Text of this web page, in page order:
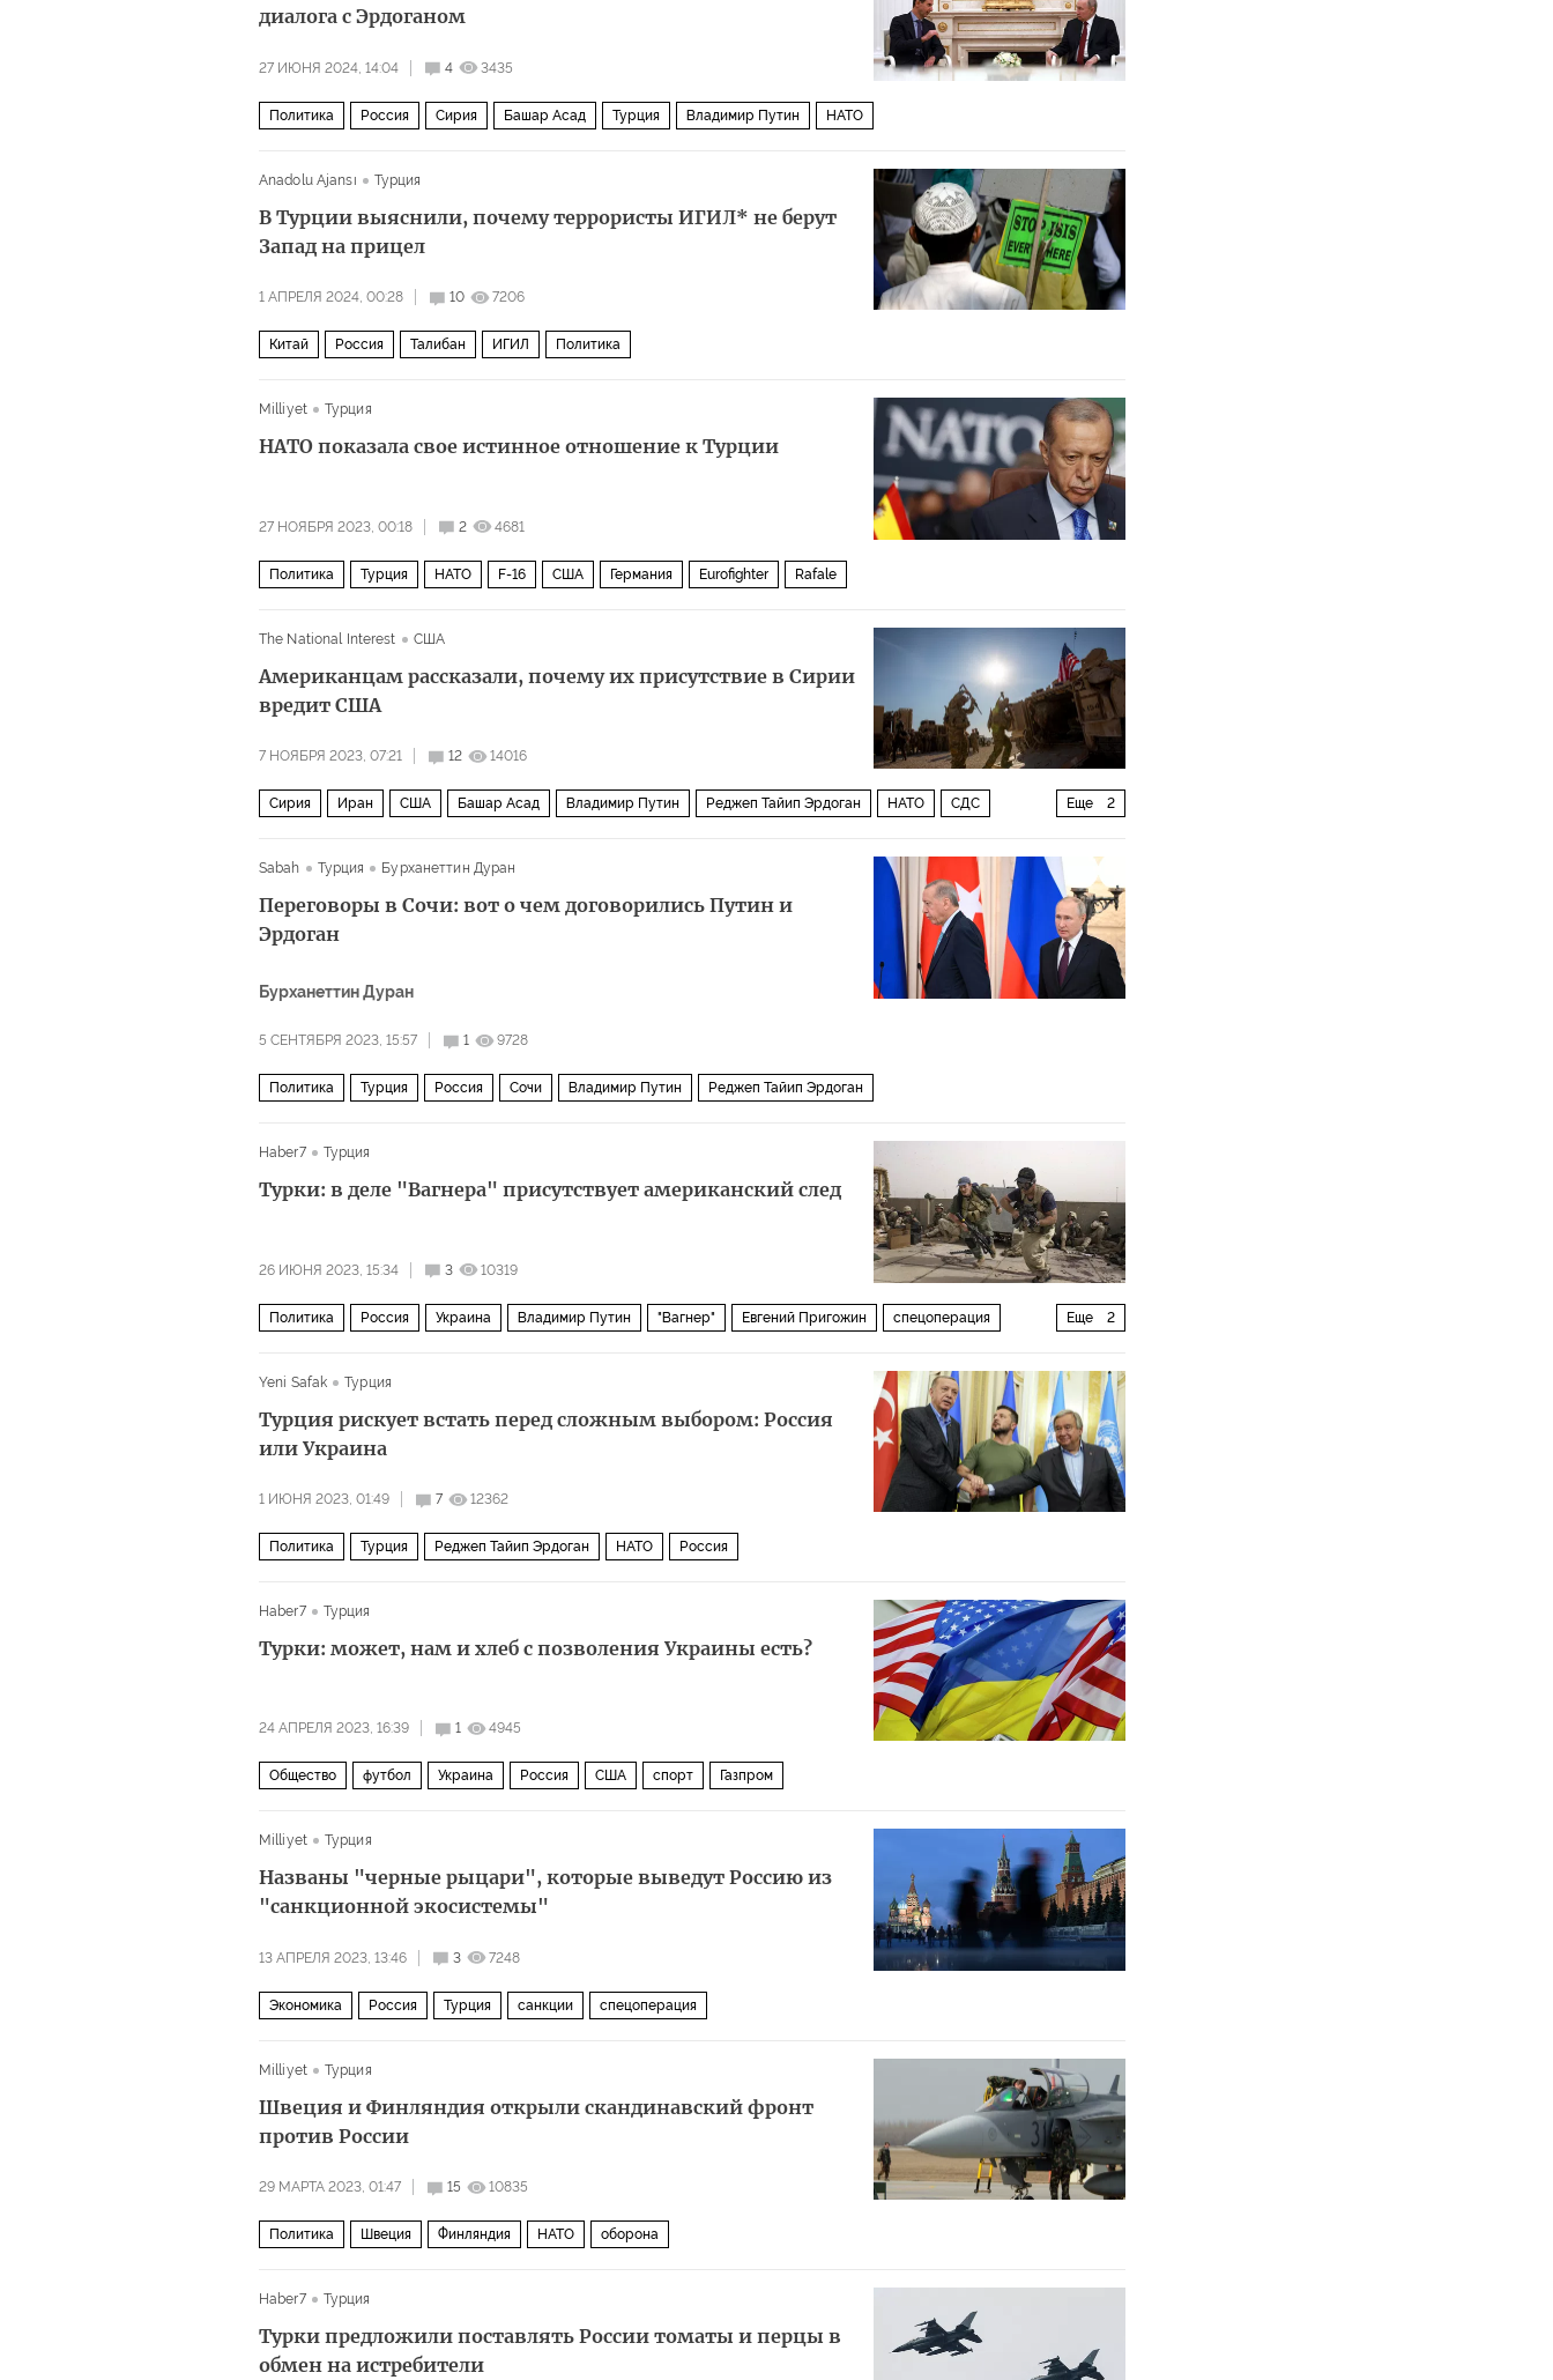
диалога с Эрдоганом
27 ИЮНЯ 2024, 14:04 4 3435
Политика Россия Сирия Башар Асад Турция Владимир Путин НАТО
Anadolu Ajansı Турция
В Турции выяснили, почему террористы ИГИЛ* не берут
Запад на прицел
1 АПРЕЛЯ 2024, 00:28 10 7206
Китай Россия Талибан ИГИЛ Политика
Milliyet Турция
НАТО показала свое истинное отношение к Турции
27 НОЯБРЯ 2023, 00:18 2 4681
Политика Турция НАТО F-16 США Германия Eurofighter Rafale
The National Interest США
Американцам рассказали, почему их присутствие в Сирии
вредит США
7 НОЯБРЯ 2023, 07:21 12 14016
Еще 2
Сирия Иран США Башар Асад Владимир Путин Реджеп Тайип Эрдоган НАТО СДС
Sabah
Турция Бурханеттин Дуран
Переговоры в Сочи: вот о чем договорились Путин и
Эрдоган
Бурханеттин Дуран
5 СЕНТЯБРЯ 2023, 15:57 1 9728
Политика Турция Россия Сочи Владимир Путин Реджеп Тайип Эрдоган
Haber7 Турция
Турки: в деле "Вагнера" присутствует американский след
26 ИЮНЯ 2023, 15:34 3 10319
Еще 2
Политика Россия Украина Владимир Путин "Вагнер" Евгений Пригожин спецоперация
Yeni Safak
Турция
Турция рискует встать перед сложным выбором: Россия
или Украина
1 ИЮНЯ 2023, 01:49 7 12362
Политика Турция Реджеп Тайип Эрдоган НАТО Россия
Haber7 Турция
Турки: может, нам и хлеб с позволения Украины есть?
24 АПРЕЛЯ 2023, 16:39 1 4945
Общество футбол Украина Россия США спорт Газпром
Milliyet Турция
Названы "черные рыцари", которые выведут Россию из
"санкционной экосистемы"
13 АПРЕЛЯ 2023, 13:46 3 7248
Экономика Россия Турция санкции спецоперация
Milliyet Турция
Швеция и Финляндия открыли скандинавский фронт
против России
29 МАРТА 2023, 01:47 15 10835
Политика Швеция Финляндия НАТО оборона
Haber7 Турция
Турки предложили поставлять России томаты и перцы в
обмен на истребители